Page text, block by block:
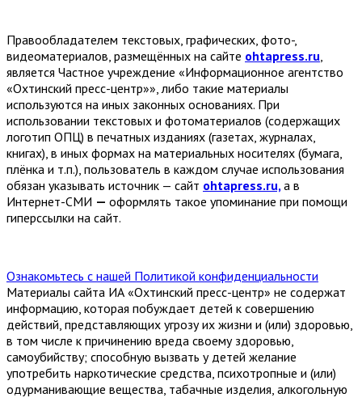
Правообладателем текстовых, графических, фото-,
видеоматериалов, размещённых на сайте ohtapress.ru,
является Частное учреждение «Информационное агентство
«Охтинский пресс-центр»», либо такие материалы
используются на иных законных основаниях. При
использовании текстовых и фотоматериалов (содержащих
логотип ОПЦ) в печатных изданиях (газетах, журналах,
книгах), в иных формах на материальных носителях (бумага,
плёнка и т.п.), пользователь в каждом случае использования
обязан указывать источник — сайт ohtapress.ru, а в
Интернет-СМИ — оформлять такое упоминание при помощи
гиперссылки на сайт.
Ознакомьтесь с нашей Политикой конфиденциальности
Материалы сайта ИА «Охтинский пресс-центр» не содержат
информацию, которая побуждает детей к совершению
действий, представляющих угрозу их жизни и (или) здоровью,
в том числе к причинению вреда своему здоровью,
самоубийству; способную вызвать у детей желание
употребить наркотические средства, психотропные и (или)
одурманивающие вещества, табачные изделия, алкогольную